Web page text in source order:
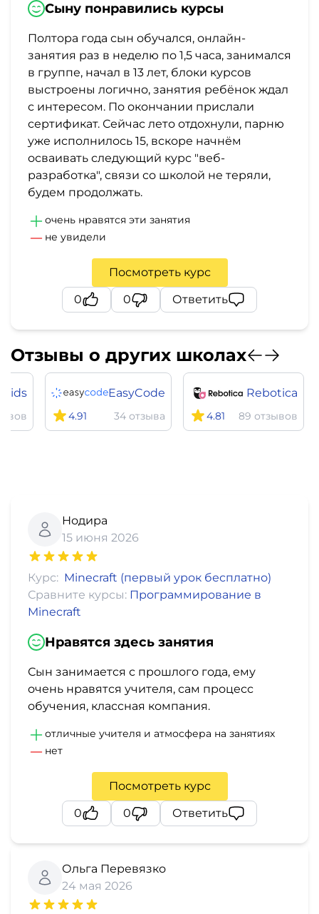
Сыну понравились курсы
Полтора года сын обучался, онлайн-
занятия раз в неделю по 1,5 часа, занимался
в группе, начал в 13 лет, блоки курсов
выстроены логично, занятия ребёнок ждал
с интересом. По окончании прислали
сертификат. Сейчас лето отдохнули, парню
уже исполнилось 15, вскоре начнём
осваивать следующий курс "веб-
разработка", связи со школой не теряли,
будем продолжать.
очень нравятся эти занятия
не увидели
Посмотреть курс
0
0 Ответить
Отзывы о других школах
Kids EasyCode
4.91 34 отзыва
Rebotica
4.81 89 отзывов
Нодира
15 июня 2026
Курс: Minecraft (первый урок бесплатно)
Сравните курсы: Программирование в
Minecraft
Нравятся здесь занятия
Сын занимается с прошлого года, ему
очень нравятся учителя, сам процесс
обучения, классная компания.
отличные учителя и атмосфера на занятиях
нет
Посмотреть курс
0
0 Ответить
Ольга Перевязко
24 мая 2026